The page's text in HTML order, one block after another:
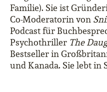
Familie). Sie ist
Co-Moderatorin von
Podcast für
Psychothriller The
Bestseller in
und Kanada. Sie lebt in